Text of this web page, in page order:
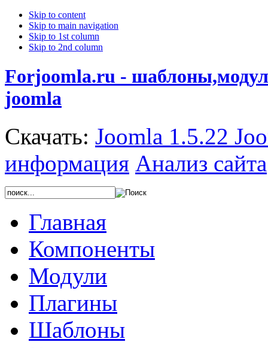
Skip to content
Skip to main navigation
Skip to 1st column
Skip to 2nd column
Forjoomla.ru -
joomla
Скачать: Joomla 1.5.22
информация Анализ сайта
Главная
Компоненты
Модули
Плагины
Шаблоны